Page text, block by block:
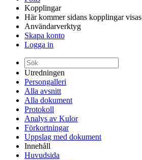
Kopplingar
Här kommer sidans kopplingar visas
Användarverktyg
Skapa konto
Logga in
Utredningen
Persongalleri
Alla avsnitt
Alla dokument
Protokoll
Analys av Kulor
Förkortningar
Uppslag med dokument
Innehåll
Huvudsida